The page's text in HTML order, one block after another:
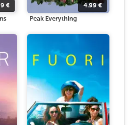
€ 4.99€
Peak Everything